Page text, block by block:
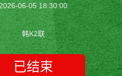
2026-06-05 18:30:00
韩K2联
已结束